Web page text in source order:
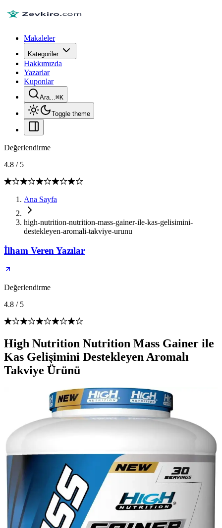
Makaleler
Kategoriler
Hakkımızda
Yazarlar
Kuponlar
Ara...⌘K
Toggle theme
Değerlendirme
4.8 / 5
Ana Sayfa
high-nutrition-nutrition-mass-gainer-ile-kas-gelisimini-
destekleyen-aromali-takviye-urunu
İlham Veren Yazılar
Değerlendirme
4.8 / 5
High Nutrition Nutrition Mass Gainer ile
Kas Gelişimini Destekleyen Aromalı
Takviye Ürünü